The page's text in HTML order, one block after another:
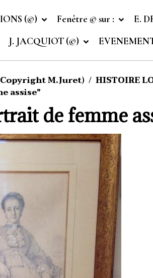
(©) Fenêtre © sur : E.
J. JACQUIOT (©)
Copyright M.Juret)
HISTOIRE
assise"
de femme